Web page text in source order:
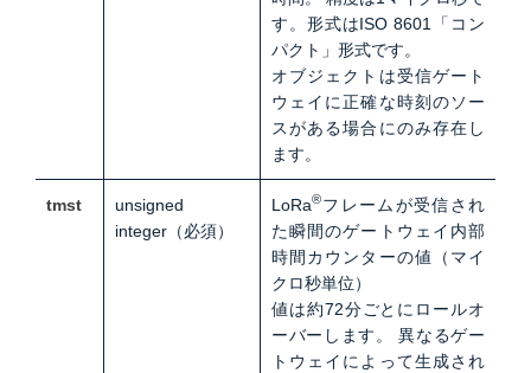
す。 形式はISO 8601「コン
パクト」形式です。
オブジェクトは受信ゲート
ウェイに正確な時刻のソー
スがある場合にのみ存在し
ます。
tmst
unsigned
integer （必須）
LoRa®フレームが受信され
た瞬間のゲートウェイ内部
時間カウンターの値（ マイ
クロ秒単位）
値は約72分ごとにロールオ
ーバーします。
異なるゲー
トウェイによって生成され